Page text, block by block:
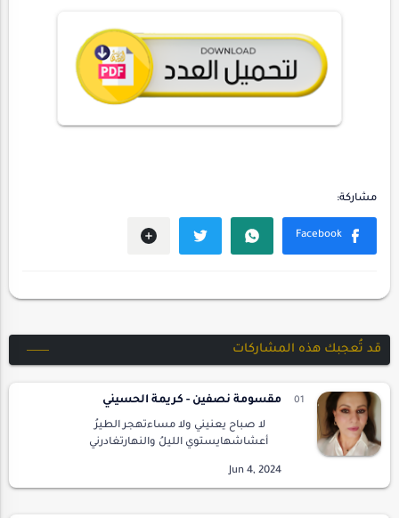
قد تُعجبك هذه المشاركات
مقسومة نصفين - كريمة الحسيني
لا صباح يعنيني ولا مساءتهجر الطيرُ
أعشاشهايستوي الليلُ والنهارتغادرني
للربيعوكيف ستتكور النهودكلما سافرنا مع الرّيحلا